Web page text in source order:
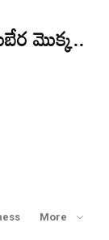
మొక్క..
More